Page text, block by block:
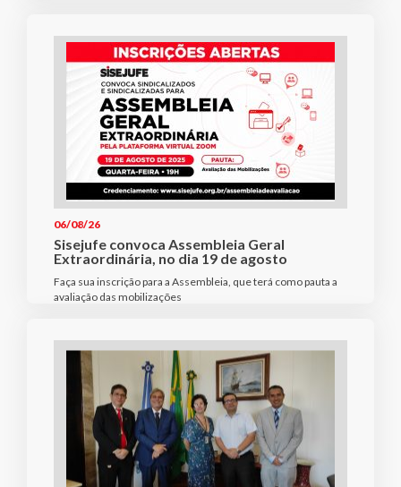
06/08/26
Sisejufe convoca Assembleia Geral
Extraordinária, no dia 19 de agosto
Faça sua inscrição para a Assembleia, que terá como pauta a
avaliação das mobilizações